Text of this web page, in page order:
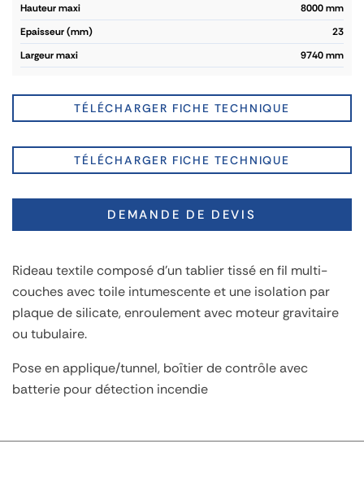
hauteur maxi
8000 mm
epaisseur (mm)
23
largeur maxi
9740 mm
TÉLÉCHARGER FICHE TECHNIQUE
TÉLÉCHARGER FICHE TECHNIQUE
DEMANDE DE DEVIS
Rideau textile composé d'un tablier tissé en fil multi-
couches avec toile intumescente et une isolation par
plaque de silicate, enroulement avec moteur gravitaire
ou tubulaire.
Pose en applique/tunnel, boîtier de contrôle avec
batterie pour détection incendie